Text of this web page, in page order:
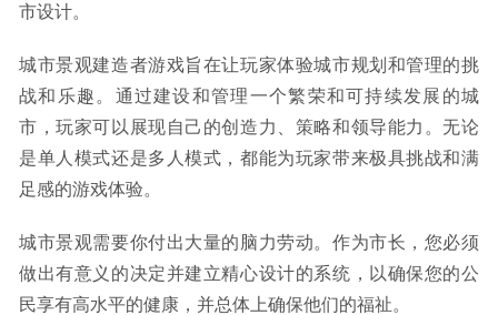
市设计。
城市景观建造者游戏旨在让玩家体验城市规划和管理的挑
战和乐趣。通过建设和管理一个繁荣和可持续发展的城
市，玩家可以展现自己的创造力、策略和领导能力。无论
是单人模式还是多人模式，都能为玩家带来极具挑战和满
足感的游戏体验。
城市景观需要你付出大量的脑力劳动。作为市长，您必须
做出有意义的决定并建立精心设计的系统，以确保您的公
民享有高水平的健康，并总体上确保他们的福祉。